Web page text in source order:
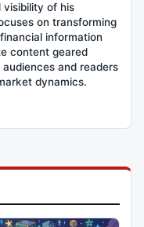
visibility of his
on transforming
information
content geared
and readers
dynamics.